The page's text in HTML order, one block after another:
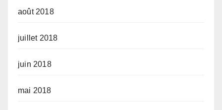
août 2018
juillet 2018
juin 2018
mai 2018